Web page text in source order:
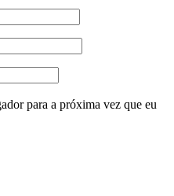
para a próxima vez que eu